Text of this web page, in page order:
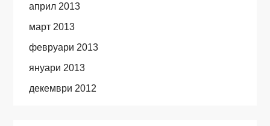
април 2013
март 2013
февруари 2013
януари 2013
декември 2012